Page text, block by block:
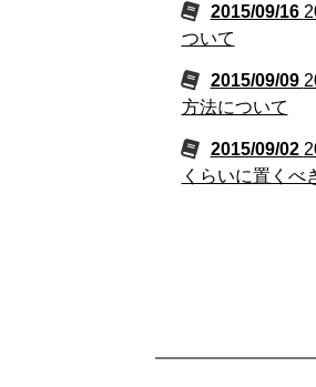
2015/09/16
ついて
2015/09/09
方法について
2015/09/02
くらいに置くべ